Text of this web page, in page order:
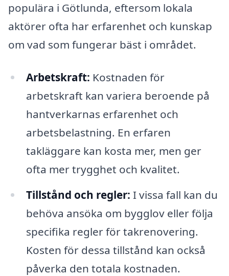
populära i Götlunda, eftersom lokala
aktörer ofta har erfarenhet och kunskap
om vad som fungerar bäst i området.
Arbetskraft: Kostnaden för
arbetskraft kan variera beroende på
hantverkarnas erfarenhet och
arbetsbelastning. En erfaren
takläggare kan kosta mer, men ger
ofta mer trygghet och kvalitet.
Tillstånd och regler: I vissa fall kan du
behöva ansöka om bygglov eller följa
specifika regler för takrenovering.
Kosten för dessa tillstånd kan också
påverka den totala kostnaden.